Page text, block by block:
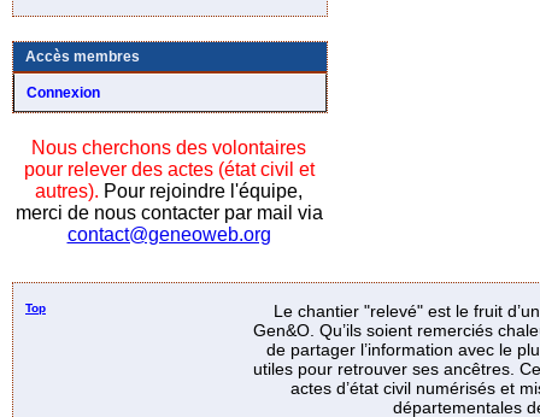
Accès membres
Connexion
Nous cherchons des volontaires
pour relever des actes (état civil et
autres). Pour rejoindre l'équipe,
merci de nous contacter par mail via
contact@geneoweb.org
Top
Le chantier "relevé" est le fruit
Gen&O. Qu’ils soient remerciés
de partager l’information avec le
utiles pour retrouver ses ancêtres.
actes d’état civil numérisés et
départementales